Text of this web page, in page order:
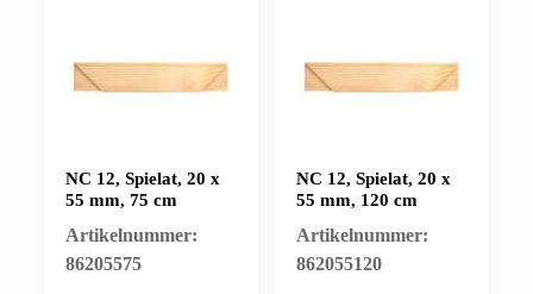
NC 12, Spielat, 20 x
55 mm, 75 cm
Artikelnummer:
86205575
NC 12, Spielat, 20 x
55 mm, 120 cm
Artikelnummer:
862055120